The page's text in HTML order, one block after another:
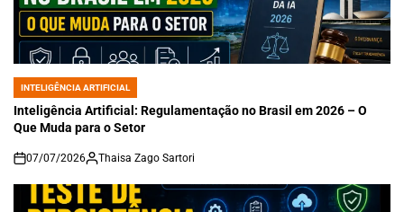
POSTED
IN
INTELIGÊNCIA ARTIFICIAL
Inteligência Artificial: Regulamentação no Brasil em 2026 – O
Que Muda para o Setor
on
07/07/2026 Thaisa Zago Sartori